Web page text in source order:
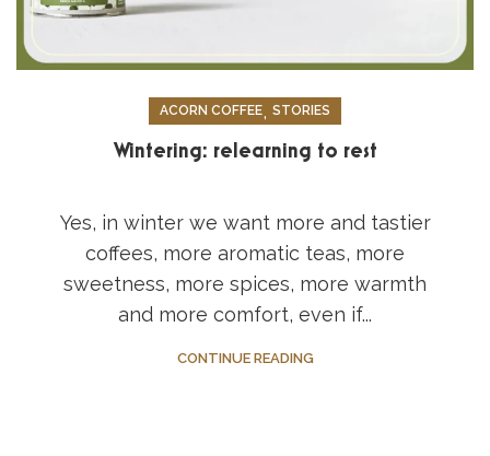
ACORN COFFEE, STORIES
Wintering: relearning to rest
Yes, in winter we want more and tastier
coffees, more aromatic teas, more
sweetness, more spices, more warmth
and more comfort, even if...
CONTINUE READING